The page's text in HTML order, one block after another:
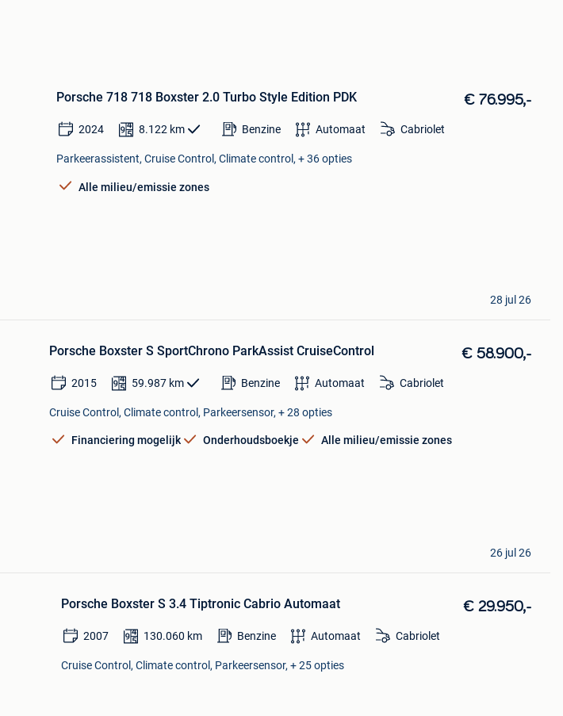
Porsche 718 718 Boxster 2.0 Turbo Style Edition PDK € 76.995,-
2024 8.122 km Benzine Automaat Cabriolet
Parkeerassistent, Cruise Control, Climate control, + 36 opties
Alle milieu/emissie zones
28 jul 26
Porsche Boxster S SportChrono ParkAssist CruiseControl € 58.900,-
2015 59.987 km Benzine Automaat Cabriolet
Cruise Control, Climate control, Parkeersensor, + 28 opties
Financiering mogelijk Onderhoudsboekje Alle milieu/emissie zones
26 jul 26
Porsche Boxster S 3.4 Tiptronic Cabrio Automaat € 29.950,-
2007 130.060 km Benzine Automaat Cabriolet
Cruise Control, Climate control, Parkeersensor, + 25 opties